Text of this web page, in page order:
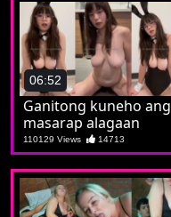
06:52
Ganitong kuneho ang
masarap alagaan
110129 Views 14713